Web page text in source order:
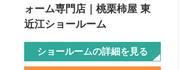
ォーム専門店｜桃栗柿屋 東
近江ショールーム
ショールームの詳細を見る